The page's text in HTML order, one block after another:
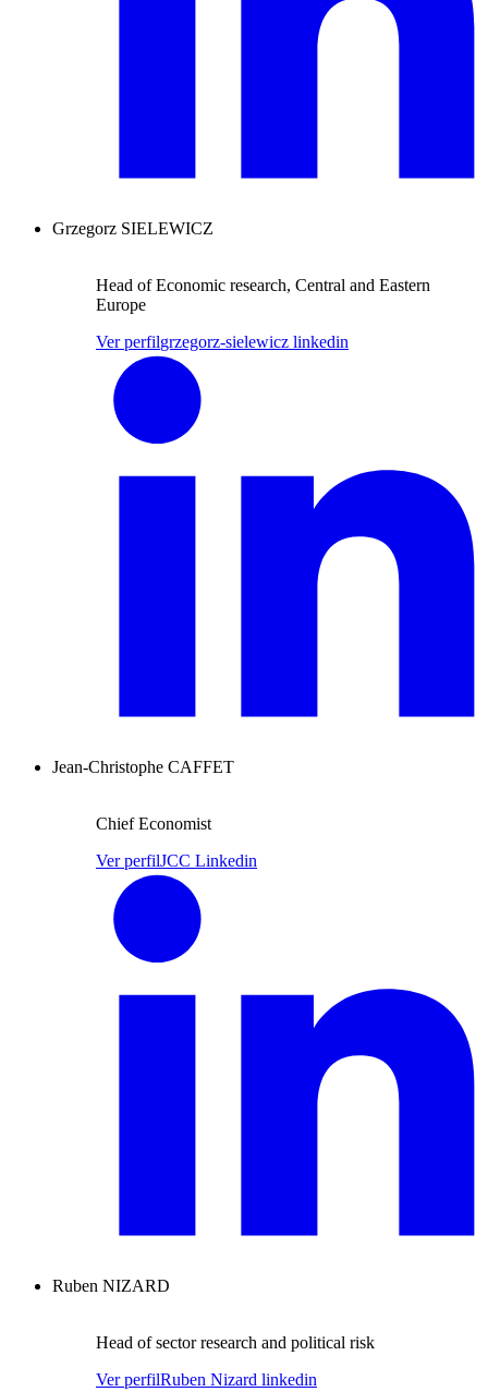
Grzegorz SIELEWICZ
Head of Economic research, Central and Eastern
Europe
Ver perfilgrzegorz-sielewicz linkedin
Jean-Christophe CAFFET
Chief Economist
Ver perfilJCC Linkedin
Ruben NIZARD
Head of sector research and political risk
Ver perfilRuben Nizard linkedin